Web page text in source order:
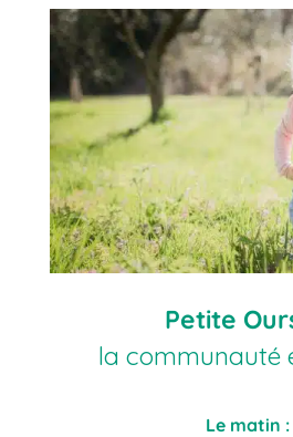
Petite
la communauté
Le matin :